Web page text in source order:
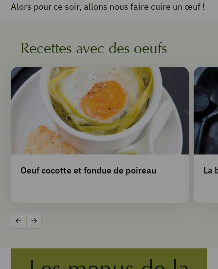
Alors pour ce soir, allons nous faire cuire un œuf !
Recettes avec des oeufs
Oeuf cocotte et fondue de poireau La
Précédent
Suivant